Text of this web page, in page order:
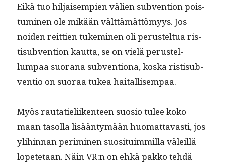
Eikä tuo hil­jaisem­pi­en välien sub­ven­tion pois­
tu­mi­nen ole mikään vält­tämät­tömyys. Jos
noiden reit­tien tukem­i­nen oli perustel­tua ris­
tisub­ven­tion kaut­ta, se on vielä perustel­
lumpaa suo­rana sub­ven­tiona, kos­ka ris­tisub­
ven­tio on suo­raa tukea haitallisempaa.
Myös rautatieli­iken­teen suo­sio tulee koko
maan tasol­la lisään­tymään huo­mat­tavasti, jos
yli­hin­nan per­im­i­nen suosi­tu­im­mil­la väleil­lä
lopete­taan. Näin VR:n on ehkä pakko tehdä